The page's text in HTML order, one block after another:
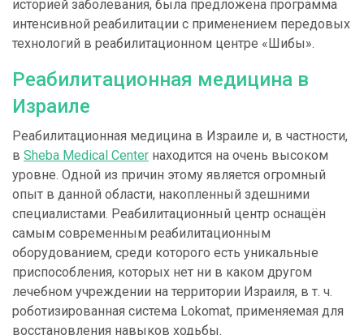
историей заболевания, была предложена программа
интенсивной реабилитации с применением передовых
технологий в реабилитационном центре «Шибы».
Реабилитационная медицина в
Израиле
Реабилитационная медицина в Израиле и, в частности,
в Sheba Medical Center находится на очень высоком
уровне. Одной из причин этому является огромный
опыт в данной области, накопленный здешними
специалистами. Реабилитационный центр оснащён
самым современным реабилитационным
оборудованием, среди которого есть уникальные
приспособления, которых нет ни в каком другом
лечебном учреждении на территории Израиля, в т. ч.
роботизированная система Lokomat, применяемая для
восстановления навыков ходьбы.